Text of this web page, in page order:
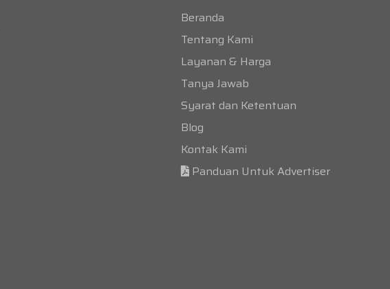
Beranda
Tentang Kami
Layanan & Harga
Tanya Jawab
Syarat dan Ketentuan
Blog
Kontak Kami
Panduan Untuk Advertiser